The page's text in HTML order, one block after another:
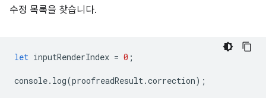
수정 목록을 찾습니다.
let inputRenderIndex = 0 ;
console. log(proofreadResult.correction);